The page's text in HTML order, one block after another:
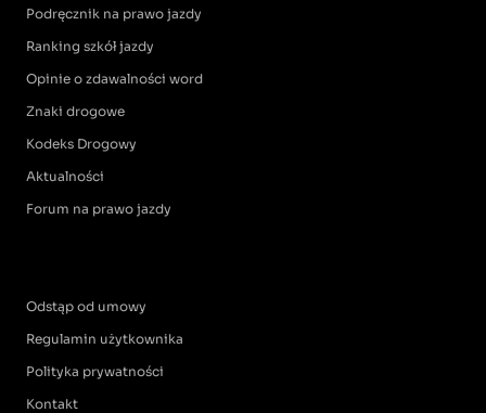
Podręcznik na prawo jazdy
Ranking szkół jazdy
Opinie o zdawalności word
Znaki drogowe
Kodeks Drogowy
Aktualności
Forum na prawo jazdy
Odstąp od umowy
Regulamin użytkownika
Polityka prywatności
Kontakt